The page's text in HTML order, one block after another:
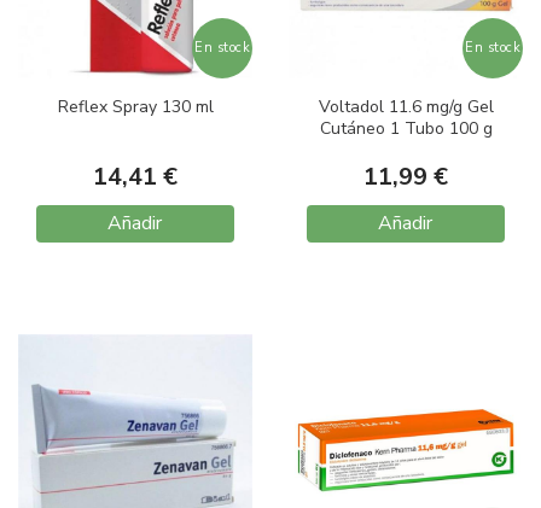
En stock
Reflex Spray 130 ml
14,41 €
Añadir
En stock
Voltadol 11.6 mg/g Gel
Cutáneo 1 Tubo 100 g
11,99 €
Añadir